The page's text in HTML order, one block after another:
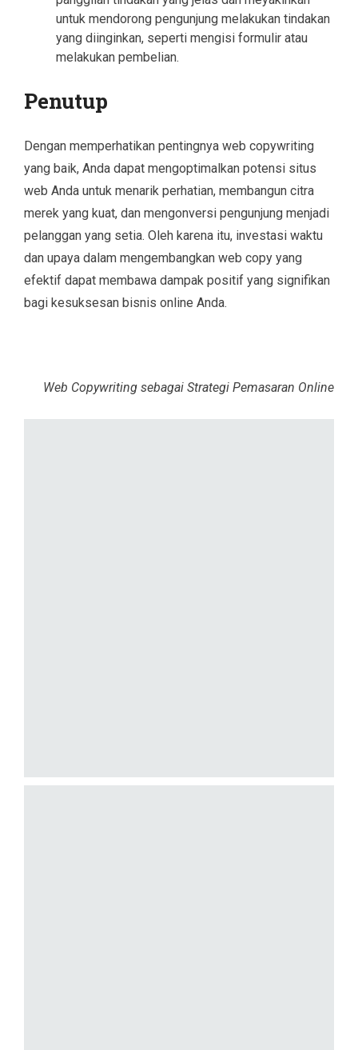
untuk mendorong pengunjung melakukan tindakan
yang diinginkan, seperti mengisi formulir atau
melakukan pembelian.
Penutup
Dengan memperhatikan pentingnya web copywriting
yang baik, Anda dapat mengoptimalkan potensi situs
web Anda untuk menarik perhatian, membangun citra
merek yang kuat, dan mengonversi pengunjung menjadi
pelanggan yang setia. Oleh karena itu, investasi waktu
dan upaya dalam mengembangkan web copy yang
efektif dapat membawa dampak positif yang signifikan
bagi kesuksesan bisnis online Anda.
Web Copywriting sebagai Strategi Pemasaran Online